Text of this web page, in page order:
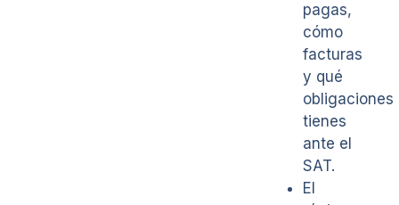
pagas,
cómo
facturas
y qué
obligaciones
tienes
ante el
SAT.
El